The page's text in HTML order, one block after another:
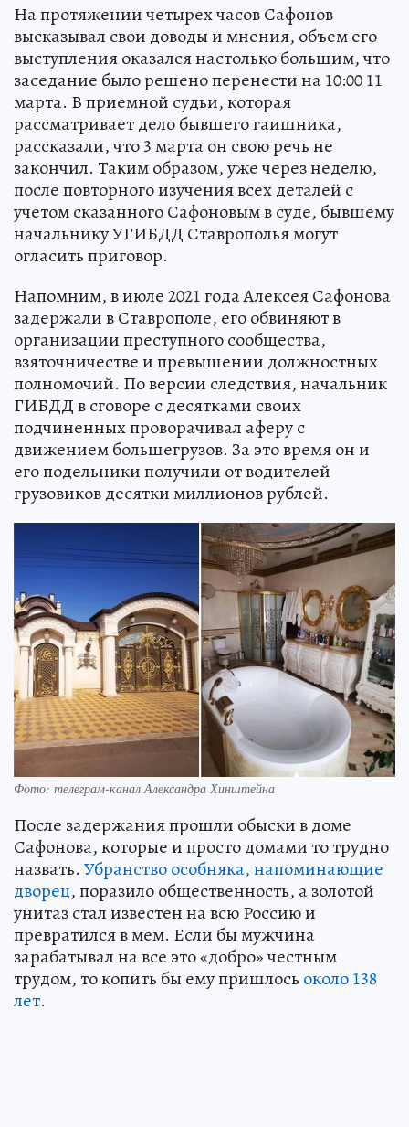
На протяжении четырех часов Сафонов
высказывал свои доводы и мнения, объем его
выступления оказался настолько большим, что
заседание было решено перенести на 10:00 11
марта. В приемной судьи, которая
рассматривает дело бывшего гаишника,
рассказали, что 3 марта он свою речь не
закончил. Таким образом, уже через неделю,
после повторного изучения всех деталей с
учетом сказанного Сафоновым в суде, бывшему
начальнику УГИБДД Ставрополья могут
огласить приговор.
Напомним, в июле 2021 года Алексея Сафонова
задержали в Ставрополе, его обвиняют в
организации преступного сообщества,
взяточничестве и превышении должностных
полномочий. По версии следствия, начальник
ГИБДД в сговоре с десятками своих
подчиненных проворачивал аферу с
движением большегрузов. За это время он и
его подельники получили от водителей
грузовиков десятки миллионов рублей.
Фото: телеграм-канал Александра Хинштейна
После задержания прошли обыски в доме
Сафонова, которые и просто домами то трудно
назвать. Убранство особняка, напоминающие
дворец, поразило общественность, а золотой
унитаз стал известен на всю Россию и
превратился в мем. Если бы мужчина
зарабатывал на все это «добро» честным
трудом, то копить бы ему пришлось около 138
лет.